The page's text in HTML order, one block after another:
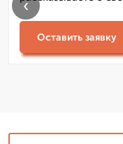
Оставить заявку
‹